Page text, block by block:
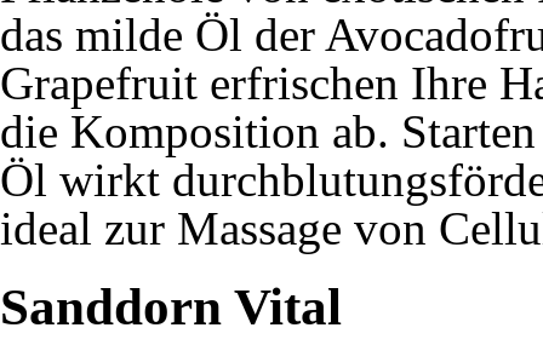
das milde Öl der
Grapefruit erfrischen Ihre
die Komposition ab.
Öl wirkt
ideal zur Massage von
Sanddorn Vital